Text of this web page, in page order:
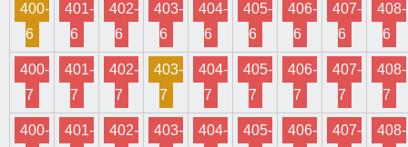
400-
6
401-
6
402-
6
403-
6
404-
6
405-
6
406-
6
407-
6
408-
6
400-
7
401-
7
402-
7
403-
7
404-
7
405-
7
406-
7
407-
7
408-
7
400-
401-
402-
403-
404-
405-
406-
407-
408-